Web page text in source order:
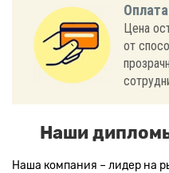
Цена
от
Наши
Наша компания – лидер на